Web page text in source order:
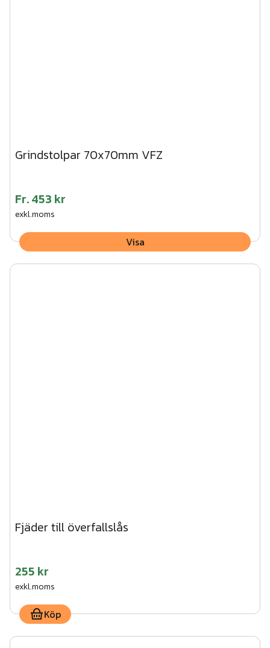
Grindstolpar 70x70mm VFZ
Fr.453 kr
exkl.moms
Visa
Fjäder till överfallslås
255 kr
exkl.moms
Köp